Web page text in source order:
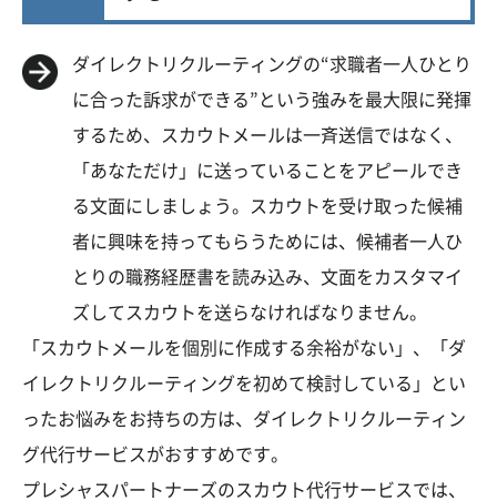
ダイレクトリクルーティングの“求職者一人ひとり
に合った訴求ができる”という強みを最大限に発揮
するため、スカウトメールは一斉送信ではなく、
「あなただけ」に送っていることをアピールでき
る文面にしましょう。スカウトを受け取った候補
者に興味を持ってもらうためには、候補者一人ひ
とりの職務経歴書を読み込み、文面をカスタマイ
ズしてスカウトを送らなければなりません。
「スカウトメールを個別に作成する余裕がない」、「ダ
イレクトリクルーティングを初めて検討している」とい
ったお悩みをお持ちの方は、 ダイレクトリクルーティン
グ代行サービスがおすすめです。
プレシャスパートナーズのスカウト代行サービスでは、